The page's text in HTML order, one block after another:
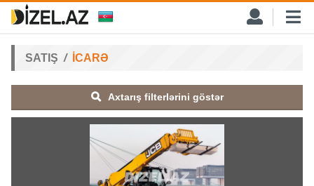
SATIŞ İCARƏ
Axtarış filterlərini göstər